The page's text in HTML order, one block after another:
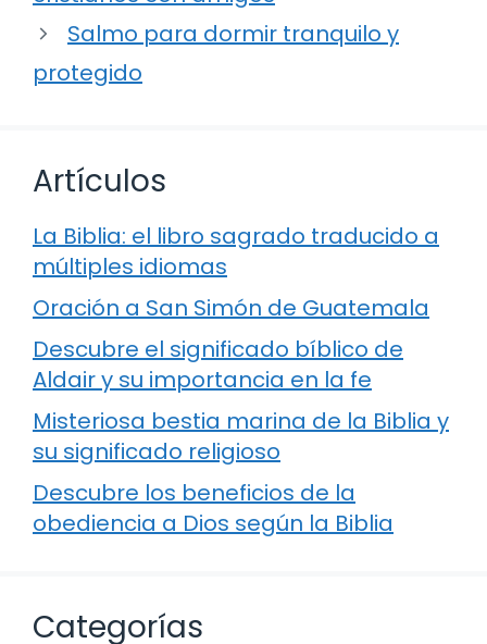
Salmo para dormir tranquilo y
protegido
Artículos
La Biblia: el libro sagrado traducido a
múltiples idiomas
Oración a San Simón de Guatemala
Descubre el significado bíblico de
Aldair y su importancia en la fe
Misteriosa bestia marina de la Biblia y
su significado religioso
Descubre los beneficios de la
obediencia a Dios según la Biblia
Categorías